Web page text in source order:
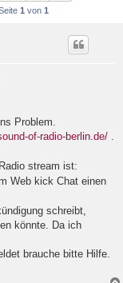
1 von 1
Problem.
of-radio-berlin.de/ .
stream ist:
Web kick Chat einen
schreibt,
könnte. Da ich
brauche bitte Hilfe.